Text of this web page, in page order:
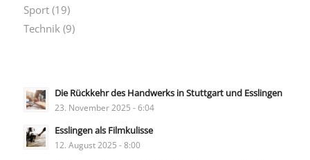
Sport(19)
Technik(9)
Die Rückkehr des Handwerks in Stuttgart und Esslingen
23. November 2025 - 6:04
Esslingen als Filmkulisse
12. August 2025 - 8:00